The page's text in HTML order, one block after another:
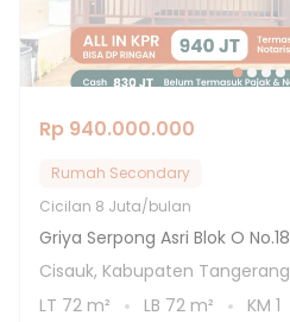
Rp 940.000.000
Rumah Secondary
Cicilan 8 Juta/bulan
Griya Serpong Asri Blok O No.18
Cisauk, Kabupaten Tangerang
LT 72 m² LB 72 m² KM 1